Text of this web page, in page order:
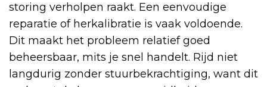
storing verholpen raakt. Een eenvoudige
reparatie of herkalibratie is vaak voldoende.
Dit maakt het probleem relatief goed
beheersbaar, mits je snel handelt. Rijd niet
langdurig zonder stuurbekrachtiging, want dit